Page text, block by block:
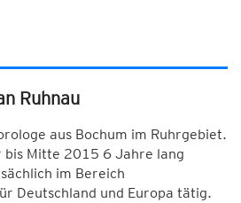
Ruhnau
aus Bochum im Ruhrgebiet.
bis Mitte 2015 6 Jahre lang
im Bereich
Deutschland und Europa tätig.